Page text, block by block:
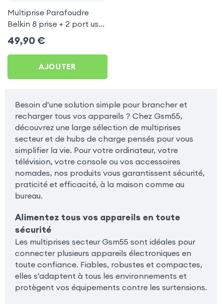
Multiprise Parafoudre
Belkin 8 prise + 2 port usb
2.4A, cable de 2 metre,
Bouton d'alimentation
49,90 €
AJOUTER
Besoin d’une solution simple pour brancher et
recharger tous vos appareils ? Chez Gsm55,
découvrez une large sélection de multiprises
secteur et de hubs de charge pensés pour vous
simplifier la vie. Pour votre ordinateur, votre
télévision, votre console ou vos accessoires
nomades, nos produits vous garantissent sécurité,
praticité et efficacité, à la maison comme au
bureau.
Alimentez tous vos appareils en toute
sécurité
Les multiprises secteur Gsm55 sont idéales pour
connecter plusieurs appareils électroniques en
toute confiance. Fiables, robustes et compactes,
elles s’adaptent à tous les environnements et
protègent vos équipements contre les surtensions.